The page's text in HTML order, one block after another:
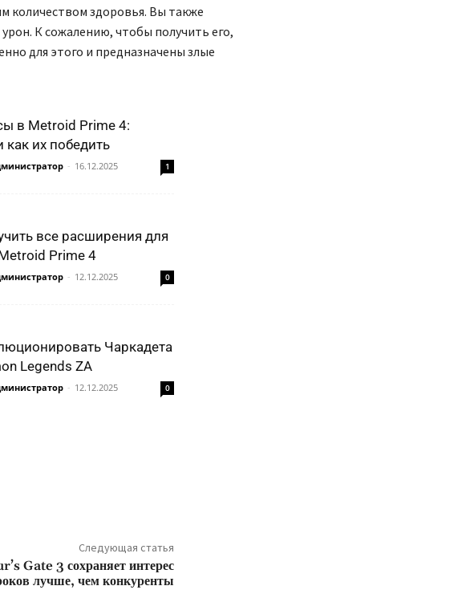
количеством здоровья. Вы также
К сожалению, чтобы получить его,
для этого и предназначены злые
в Metroid Prime 4:
как их победить
- 16.12.2025 1
все расширения для
Prime 4
- 12.12.2025 0
Чаркадета
Legends ZA
- 12.12.2025 0
Следующая статья
Gate 3 сохраняет интерес
лучше, чем конкуренты